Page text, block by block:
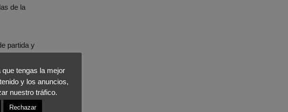
de la
partida y
hacer en
tengas la mejor
y los anuncios,
nuestro tráfico.
Rechazar